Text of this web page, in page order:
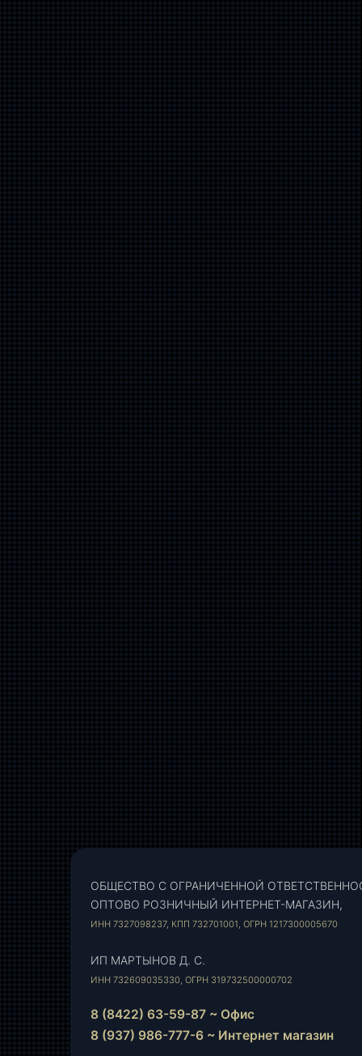
ОБЩЕСТВО С ОГРАНИЧЕННОЙ
ОПТОВО РОЗНИЧНЫЙ ИНТЕРНЕТ-МАГАЗИН,
ИНН 7327098237, КПП 732701001, ОГРН 1217300005670
ИП МАРТЫНОВ Д. С.
ИНН 732609035330, ОГРН 319732500000702
8 (8422) 63-59-87 ~ Офис
8 (937) 986-777-6 ~ Интернет магазин